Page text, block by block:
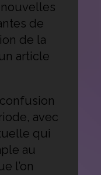
nouvelles
de
de la
article
avec
qui
au
l’on